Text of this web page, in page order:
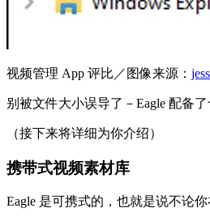
视频管理 App 评比／图像来源：
别被文件大小误导了－Eagle 配备了
（接下来将详细为你介绍）
携带式视频素材库
Eagle 是可携式的，也就是说不论